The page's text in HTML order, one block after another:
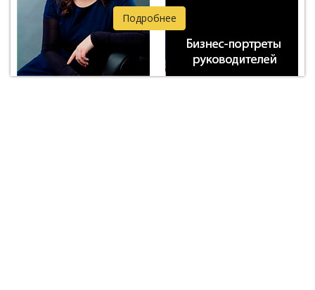
Подробнее